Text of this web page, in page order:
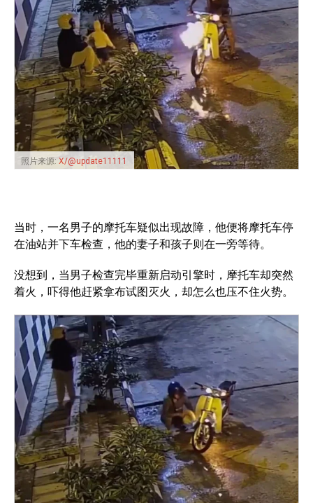
照片来源: X/@update11111
当时，一名男子的摩托车疑似出现故障，他便将摩托车停
在油站并下车检查，他的妻子和孩子则在一旁等待。
没想到，当男子检查完毕重新启动引擎时，摩托车却突然
着火，吓得他赶紧拿布试图灭火，却怎么也压不住火势。